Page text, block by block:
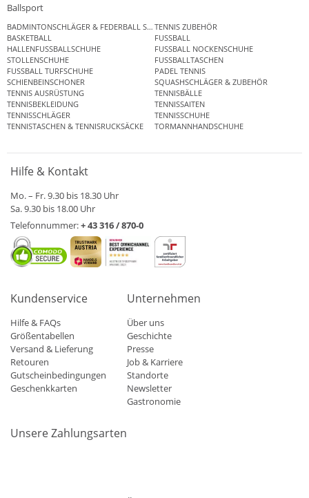
Ballsport
BADMINTONSCHLÄGER & FEDERBALL SETSTENNIS ZUBEHÖR
BASKETBALL
FUSSBALL
HALLENFUSSBALLSCHUHE
FUSSBALL NOCKENSCHUHE
STOLLENSCHUHE
FUSSBALLTASCHEN
FUSSBALL TURFSCHUHE
PADEL TENNIS
SCHIENBEINSCHONER
SQUASHSCHLÄGER & ZUBEHÖR
TENNIS AUSRÜSTUNG
TENNISBÄLLE
TENNISBEKLEIDUNG
TENNISSAITEN
TENNISSCHLÄGER
TENNISSCHUHE
TENNISTASCHEN & TENNISRUCKSÄCKE
TORMANNHANDSCHUHE
Hilfe & Kontakt
Mo. – Fr. 9.30 bis 18.30 Uhr
Sa. 9.30 bis 18.00 Uhr
Telefonnummer:+ 43 316 / 870-0
Kundenservice
Hilfe & FAQs
Größentabellen
Versand & Lieferung
Retouren
Gutscheinbedingungen
Geschenkkarten
Unternehmen
Über uns
Geschichte
Presse
Job & Karriere
Standorte
Newsletter
Gastronomie
Unsere Zahlungsarten